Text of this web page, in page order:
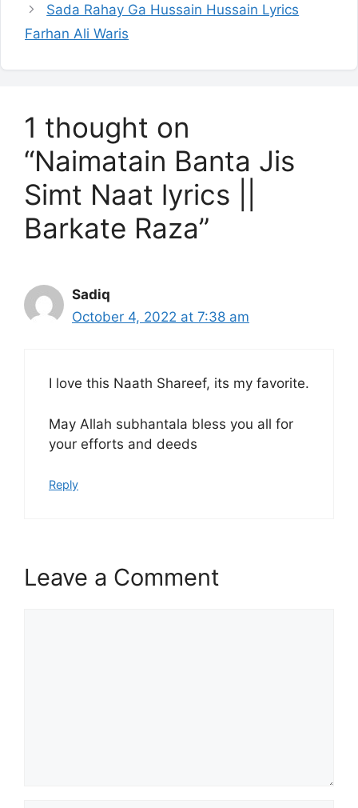
Sada Rahay Ga Hussain Hussain Lyrics
Farhan Ali Waris
1 thought on
“Naimatain Banta Jis
Simt Naat lyrics ||
Barkate Raza”
Sadiq
October 4, 2022 at 7:38 am
I love this Naath Shareef, its my favorite.
May Allah subhantala bless you all for
your efforts and deeds
Reply
Leave a Comment